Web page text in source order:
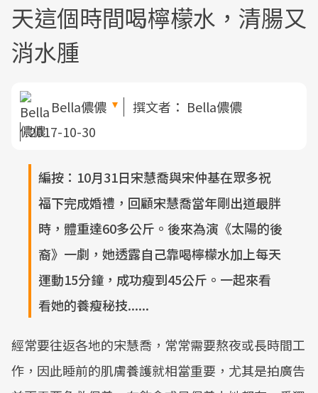
天這個時間喝檸檬水，清腸又
消水腫
Bella儂儂 撰文者： Bella儂儂
2017-10-30
編按：10月31日宋慧喬與宋仲基在眾多祝
福下完成婚禮，回顧宋慧喬當年剛出道最胖
時，體重達60多公斤。後來為演《太陽的後
裔》一劇，她透露自己靠喝檸檬水加上每天
運動15分鐘，成功瘦到45公斤。一起來看
看她的養瘦秘技......
經常要往返各地的宋慧喬，常常需要熬夜或長時間工
作，因此睡前的肌膚養護就相當重要，尤其是拍廣告